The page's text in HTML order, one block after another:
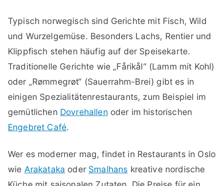
Typisch norwegisch sind Gerichte mit Fisch, Wild
und Wurzelgemüse. Besonders Lachs, Rentier und
Klippfisch stehen häufig auf der Speisekarte.
Traditionelle Gerichte wie „Fårikål“ (Lamm mit Kohl)
oder „Rømmegrøt“ (Sauerrahm-Brei) gibt es in
einigen Spezialitätenrestaurants, zum Beispiel im
gemütlichen Dovrehallen oder im historischen
Engebret Café.
Wer es moderner mag, findet in Restaurants in Oslo
wie Arakataka oder Smalhans kreative nordische